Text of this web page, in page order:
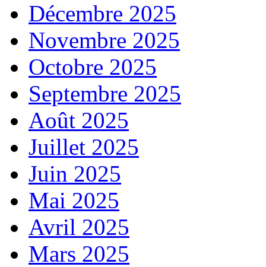
Décembre 2025
Novembre 2025
Octobre 2025
Septembre 2025
Août 2025
Juillet 2025
Juin 2025
Mai 2025
Avril 2025
Mars 2025